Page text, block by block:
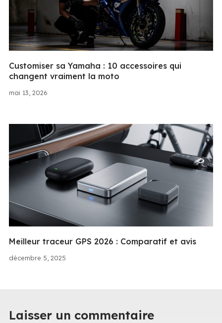
mai 13, 2026
Customiser sa Yamaha : 10 accessoires qui
changent vraiment la moto
décembre 5, 2025
Meilleur traceur GPS 2026 : Comparatif et avis
Laisser un commentaire